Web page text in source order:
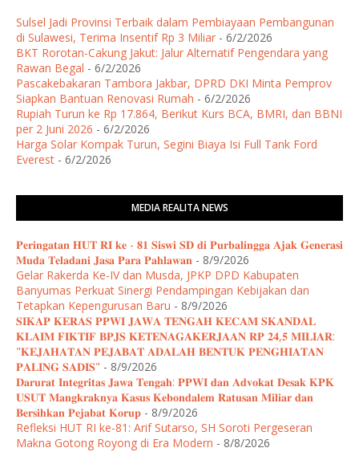
Sulsel Jadi Provinsi Terbaik dalam Pembiayaan Pembangunan
di Sulawesi, Terima Insentif Rp 3 Miliar - 6/2/2026
BKT Rorotan-Cakung Jakut: Jalur Alternatif Pengendara yang
Rawan Begal - 6/2/2026
Pascakebakaran Tambora Jakbar, DPRD DKI Minta Pemprov
Siapkan Bantuan Renovasi Rumah - 6/2/2026
Rupiah Turun ke Rp 17.864, Berikut Kurs BCA, BMRI, dan BBNI
per 2 Juni 2026 - 6/2/2026
Harga Solar Kompak Turun, Segini Biaya Isi Full Tank Ford
Everest - 6/2/2026
MEDIA REALITA NEWS
𝐏𝐞𝐫𝐢𝐧𝐠𝐚𝐭𝐚𝐧 𝐇𝐔𝐓 𝐑𝐈 𝐤𝐞 - 𝟖𝟏 𝐒𝐢𝐬𝐰𝐢 𝐒𝐃 𝐝𝐢 𝐏𝐮𝐫𝐛𝐚𝐥𝐢𝐧𝐠𝐠𝐚 𝐀𝐣𝐚𝐤 𝐆𝐞𝐧𝐞𝐫𝐚𝐬𝐢
𝐌𝐮𝐝𝐚 𝐓𝐞𝐥𝐚𝐝𝐚𝐧𝐢 𝐉𝐚𝐬𝐚 𝐏𝐚𝐫𝐚 𝐏𝐚𝐡𝐥𝐚𝐰𝐚𝐧 - 8/9/2026
Gelar Rakerda Ke-IV dan Musda, JPKP DPD Kabupaten
Banyumas Perkuat Sinergi Pendampingan Kebijakan dan
Tetapkan Kepengurusan Baru - 8/9/2026
𝐒𝐈𝐊𝐀𝐏 𝐊𝐄𝐑𝐀𝐒 𝐏𝐏𝐖𝐈 𝐉𝐀𝐖𝐀 𝐓𝐄𝐍𝐆𝐀𝐇 𝐊𝐄𝐂𝐀𝐌 𝐒𝐊𝐀𝐍𝐃𝐀𝐋
𝐊𝐋𝐀𝐈𝐌 𝐅𝐈𝐊𝐓𝐈𝐅 𝐁𝐏𝐉𝐒 𝐊𝐄𝐓𝐄𝐍𝐀𝐆𝐀𝐊𝐄𝐑𝐉𝐀𝐀𝐍 𝐑𝐏 𝟐𝟒,𝟓 𝐌𝐈𝐋𝐈𝐀𝐑:
"𝐊𝐄𝐉𝐀𝐇𝐀𝐓𝐀𝐍 𝐏𝐄𝐉𝐀𝐁𝐀𝐓 𝐀𝐃𝐀𝐋𝐀𝐇 𝐁𝐄𝐍𝐓𝐔𝐊 𝐏𝐄𝐍𝐆𝐇𝐈𝐀𝐓𝐀𝐍
𝐏𝐀𝐋𝐈𝐍𝐆 𝐒𝐀𝐃𝐈𝐒" - 8/9/2026
𝐃𝐚𝐫𝐮𝐫𝐚𝐭 𝐈𝐧𝐭𝐞𝐠𝐫𝐢𝐭𝐚𝐬 𝐉𝐚𝐰𝐚 𝐓𝐞𝐧𝐠𝐚𝐡: 𝐏𝐏𝐖𝐈 𝐝𝐚𝐧 𝐀𝐝𝐯𝐨𝐤𝐚𝐭 𝐃𝐞𝐬𝐚𝐤 𝐊𝐏𝐊
𝐔𝐒𝐔𝐓 𝐌𝐚𝐧𝐠𝐤𝐫𝐚𝐤𝐧𝐲𝐚 𝐊𝐚𝐬𝐮𝐬 𝐊𝐞𝐛𝐨𝐧𝐝𝐚𝐥𝐞𝐦 𝐑𝐚𝐭𝐮𝐬𝐚𝐧 𝐌𝐢𝐥𝐢𝐚𝐫 𝐝𝐚𝐧
𝐁𝐞𝐫𝐬𝐢𝐡𝐤𝐚𝐧 𝐏𝐞𝐣𝐚𝐛𝐚𝐭 𝐊𝐨𝐫𝐮𝐩 - 8/9/2026
Refleksi HUT RI ke-81: Arif Sutarso, SH Soroti Pergeseran
Makna Gotong Royong di Era Modern - 8/8/2026